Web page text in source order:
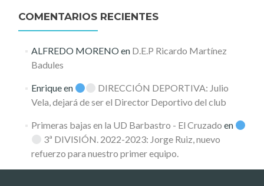
COMENTARIOS RECIENTES
ALFREDO MORENOen D.E.P Ricardo Martínez
Badules
Enriqueen
DIRECCIÓN DEPORTIVA: Julio
Vela, dejará de ser el Director Deportivo del club
Primeras bajas en la UD Barbastro - El Cruzado en
3ª DIVISIÓN. 2022-2023: Jorge Ruiz, nuevo
refuerzo para nuestro primer equipo.